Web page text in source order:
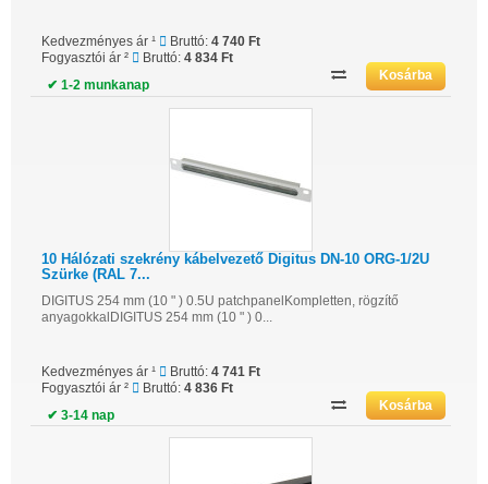
Kedvezményes ár ¹ Bruttó: 4 740 Ft
Fogyasztói ár ²
Bruttó: 4 834 Ft
✔ 1-2 munkanap
10 Hálózati szekrény kábelvezető Digitus DN-10 ORG-1/2U
Szürke (RAL 7...
DIGITUS 254 mm (10 " ) 0.5U patchpanelKompletten, rögzítő
anyagokkalDIGITUS 254 mm (10 " ) 0...
Kedvezményes ár ¹ Bruttó: 4 741 Ft
Fogyasztói ár ²
Bruttó: 4 836 Ft
✔ 3-14 nap